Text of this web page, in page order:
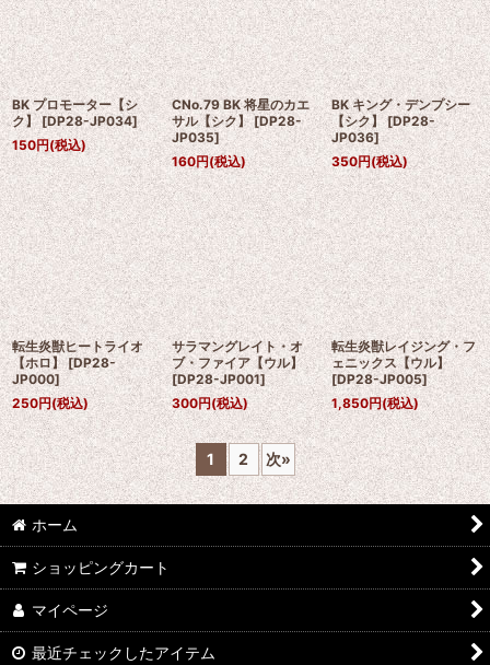
BK プロモーター【シ
ク】 [DP28-JP034]
150円(税込)
CNo.79 BK 将星のカエ
サル【シク】 [DP28-
JP035]
160円(税込)
BK キング・デンプシー
【シク】 [DP28-
JP036]
350円(税込)
転生炎獣ヒートライオ
【ホロ】 [DP28-
JP000]
250円(税込)
サラマングレイト・オ
ブ・ファイア【ウル】
[DP28-JP001]
300円(税込)
転生炎獣レイジング・フ
ェニックス【ウル】
[DP28-JP005]
1,850円(税込)
1 2 次»
ホーム
ショッピングカート
マイページ
最近チェックしたアイテム